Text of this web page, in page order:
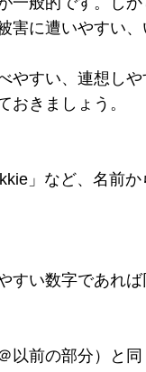
害に遭いやすい
やすい、連想しや
おきましょう。
」など、名前
い数字であれば
以前の部分）と